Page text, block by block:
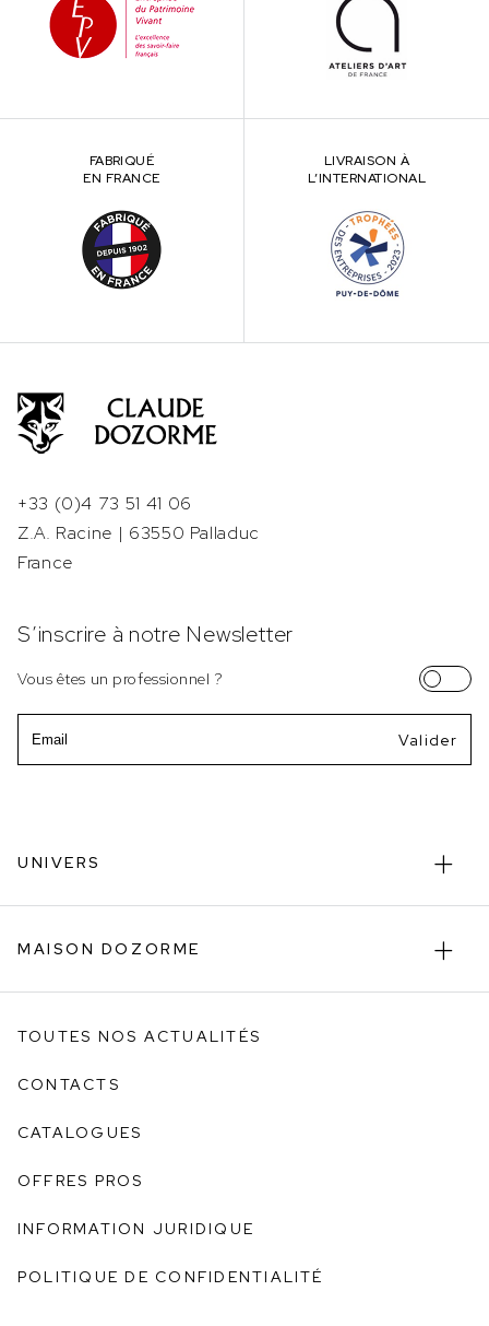
FABRIQUÉ
EN FRANCE
LIVRAISON À
L’INTERNATIONAL
+33 (0)4 73 51 41 06
Z.A. Racine | 63550 Palladuc
France
S’inscrire à notre Newsletter
Vous êtes un professionnel ?
UNIVERS
MAISON DOZORME
TOUTES NOS ACTUALITÉS
CONTACTS
CATALOGUES
OFFRES PROS
INFORMATION JURIDIQUE
POLITIQUE DE CONFIDENTIALITÉ